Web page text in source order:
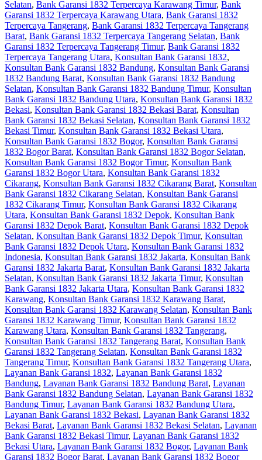
Selatan, Bank Garansi 1832 Terpercaya Karawang Timur, Bank
Garansi 1832 Terpercaya Karawang Utara, Bank Garansi 1832
Terpercaya Tangerang, Bank Garansi 1832 Terpercaya Tangerang
Barat, Bank Garansi 1832 Terpercaya Tangerang Selatan, Bank
Garansi 1832 Terpercaya Tangerang Timur, Bank Garansi 1832
Terpercaya Tangerang Utara, Konsultan Bank Garansi 1832,
Konsultan Bank Garansi 1832 Bandung, Konsultan Bank Garansi
1832 Bandung Barat, Konsultan Bank Garansi 1832 Bandung
Selatan, Konsultan Bank Garansi 1832 Bandung Timur, Konsultan
Bank Garansi 1832 Bandung Utara, Konsultan Bank Garansi 1832
Bekasi, Konsultan Bank Garansi 1832 Bekasi Barat, Konsultan
Bank Garansi 1832 Bekasi Selatan, Konsultan Bank Garansi 1832
Bekasi Timur, Konsultan Bank Garansi 1832 Bekasi Utara,
Konsultan Bank Garansi 1832 Bogor, Konsultan Bank Garansi
1832 Bogor Barat, Konsultan Bank Garansi 1832 Bogor Selatan,
Konsultan Bank Garansi 1832 Bogor Timur, Konsultan Bank
Garansi 1832 Bogor Utara, Konsultan Bank Garansi 1832
Cikarang, Konsultan Bank Garansi 1832 Cikarang Barat, Konsultan
Bank Garansi 1832 Cikarang Selatan, Konsultan Bank Garansi
1832 Cikarang Timur, Konsultan Bank Garansi 1832 Cikarang
Utara, Konsultan Bank Garansi 1832 Depok, Konsultan Bank
Garansi 1832 Depok Barat, Konsultan Bank Garansi 1832 Depok
Selatan, Konsultan Bank Garansi 1832 Depok Timur, Konsultan
Bank Garansi 1832 Depok Utara, Konsultan Bank Garansi 1832
Indonesia, Konsultan Bank Garansi 1832 Jakarta, Konsultan Bank
Garansi 1832 Jakarta Barat, Konsultan Bank Garansi 1832 Jakarta
Selatan, Konsultan Bank Garansi 1832 Jakarta Timur, Konsultan
Bank Garansi 1832 Jakarta Utara, Konsultan Bank Garansi 1832
Karawang, Konsultan Bank Garansi 1832 Karawang Barat,
Konsultan Bank Garansi 1832 Karawang Selatan, Konsultan Bank
Garansi 1832 Karawang Timur, Konsultan Bank Garansi 1832
Karawang Utara, Konsultan Bank Garansi 1832 Tangerang,
Konsultan Bank Garansi 1832 Tangerang Barat, Konsultan Bank
Garansi 1832 Tangerang Selatan, Konsultan Bank Garansi 1832
Tangerang Timur, Konsultan Bank Garansi 1832 Tangerang Utara,
Layanan Bank Garansi 1832, Layanan Bank Garansi 1832
Bandung, Layanan Bank Garansi 1832 Bandung Barat, Layanan
Bank Garansi 1832 Bandung Selatan, Layanan Bank Garansi 1832
Bandung Timur, Layanan Bank Garansi 1832 Bandung Utara,
Layanan Bank Garansi 1832 Bekasi, Layanan Bank Garansi 1832
Bekasi Barat, Layanan Bank Garansi 1832 Bekasi Selatan, Layanan
Bank Garansi 1832 Bekasi Timur, Layanan Bank Garansi 1832
Bekasi Utara, Layanan Bank Garansi 1832 Bogor, Layanan Bank
Garansi 1832 Bogor Barat, Layanan Bank Garansi 1832 Bogor